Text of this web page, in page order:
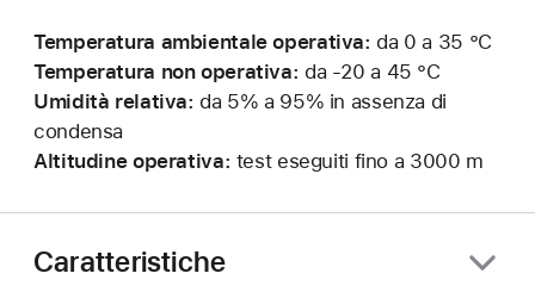
Temperatura ambientale operativa: da 0 a 35 °C
Temperatura non operativa: da -20 a 45 °C
Umidità relativa: da 5% a 95% in assenza di
condensa
Altitudine operativa: test eseguiti fino a 3000 m
Caratteristiche